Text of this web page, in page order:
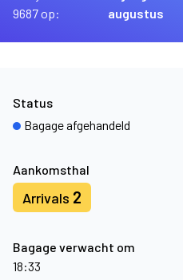
9687 op:
augustus
Aankomsthal
Arrivals 2
Bagage verwacht om
18:33
Status
Bagage afgehandeld